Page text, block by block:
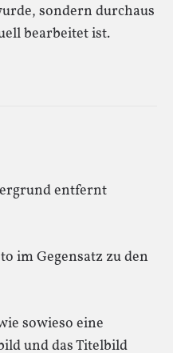
sondern durchaus
bearbeitet ist.
entfernt
im Gegensatz zu den
sowieso eine
und das Titelbild